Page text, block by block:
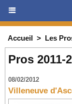
Accueil > Les
Pros 2011-
08/02/2012
Villeneuve